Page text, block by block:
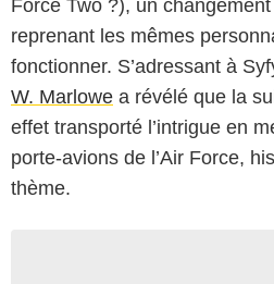
Force Two ?), un
reprenant les mêmes
fonctionner. S’adressant à
W. Marlowe a révélé que la
effet transporté l’intrigue en
porte-avions de l’Air Force,
thème.